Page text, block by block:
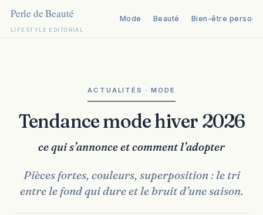
LIFESTYLE ÉDITORIAL
Mode Beauté Bien-être
ACTUALITÉS · MODE
Tendance mode hiver 2026
ce qui s’annonce et comment l’adopter
Pièces fortes, couleurs, superposition : le tri
entre le fond qui dure et le bruit d’une saison.